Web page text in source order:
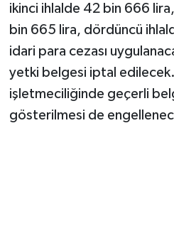
ikinci ihlalde 42 bin 666
bin 665 lira, dördüncü
idari para cezası
yetki belgesi iptal edilecek.
işletmeciliğinde geçerli
gösterilmesi de